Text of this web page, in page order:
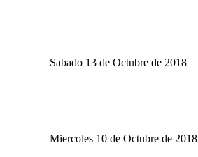
Sabado 13 de Octubre de 2018
Miercoles 10 de Octubre de 2018